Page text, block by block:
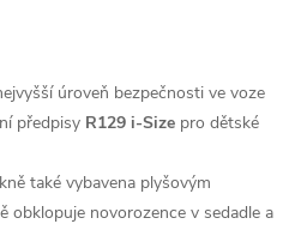
úroveň bezpečnosti ve voze
předpisy R129 i-Size pro dětské
také vybavena plyšovým
obklopuje novorozence v sedadle a